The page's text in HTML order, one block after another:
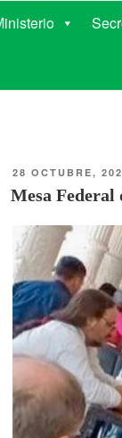
28 OCTUBRE,
Mesa Federal